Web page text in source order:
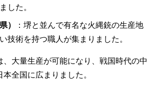
した。
）
：堺と並んで有名な火縄銃の生産地
技術を持つ職人が集まりました。
、大量生産が可能になり、戦国時代の中
全国に広まりました。